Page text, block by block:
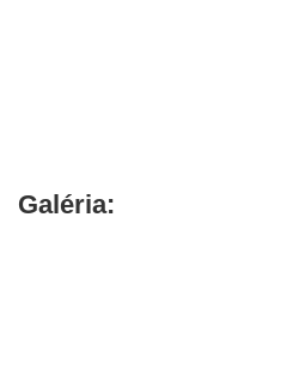
Galéria: